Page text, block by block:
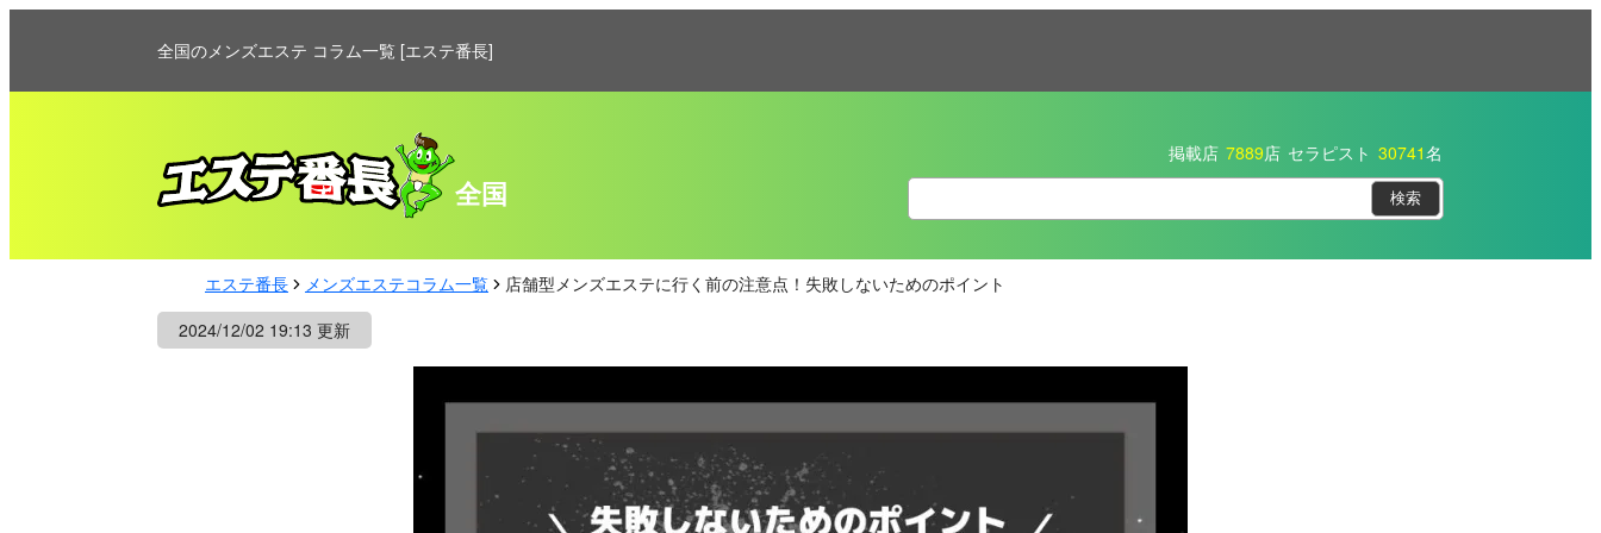
全国のメンズエステ コラム一覧 [エステ番長]
全国
掲載店 7889店 セラピスト 30741名
エステ番長 メンズエステコラム一覧
店舗型メンズエステに行く前の注意点！失敗しないためのポイント
2024/12/02 19:13 更新